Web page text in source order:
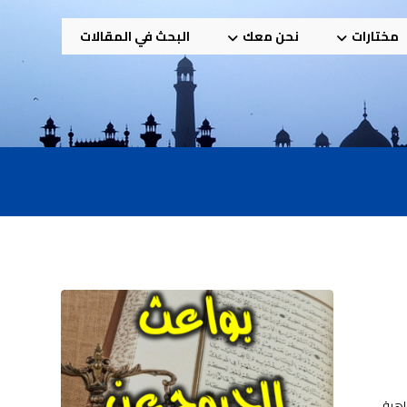
مختارات نحن معك البحث في المقالات